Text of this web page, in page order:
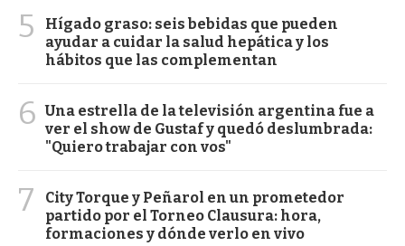
5
Hígado graso: seis bebidas que pueden
ayudar a cuidar la salud hepática y los
hábitos que las complementan
6 Una estrella de la televisión argentina fue a
ver el show de Gustaf y quedó deslumbrada:
"Quiero trabajar con vos"
7
City Torque y Peñarol en un prometedor
partido por el Torneo Clausura: hora,
formaciones y dónde verlo en vivo